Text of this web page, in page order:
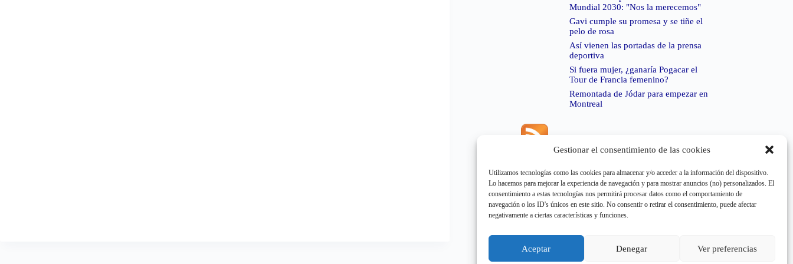
Gestionar el consentimiento de las cookies
Utilizamos tecnologías como las cookies para almacenar y/o acceder a la información del dispositivo.
Lo hacemos para mejorar la experiencia de navegación y para mostrar anuncios (no) personalizados. El
consentimiento a estas tecnologías nos permitirá procesar datos como el comportamiento de
navegación o los ID's únicos en este sitio. No consentir o retirar el consentimiento, puede afectar
negativamente a ciertas características y funciones.
Aceptar Denegar Ver preferencias
Mundial 2030: "Nos la merecemos"
Gavi cumple su promesa y se tiñe el
pelo de rosa
Así vienen las portadas de la prensa
deportiva
Si fuera mujer, ¿ganaría Pogacar el
Tour de Francia femenino?
Remontada de Jódar para empezar en
Montreal
Error de RSS:Retrieved unsupported status code
"404"